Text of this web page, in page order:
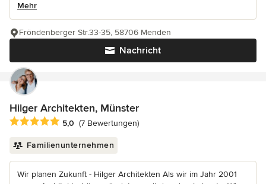
Mehr
Nachricht
Fröndenberger Str.33-35, 58706 Menden
Hilger Architekten, Münster
Durchschnittliche Bewertung: 5 von 5 Sternen
5,0 (7 Bewertungen)
Familienunternehmen
Wir planen Zukunft - Hilger Architekten Als wir im Jahr 2001